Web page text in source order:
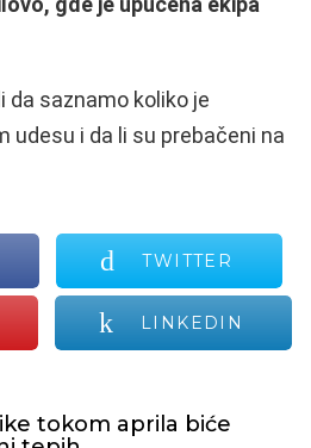
da saznamo koliko je
udesu i da li su prebačeni na
TWITTER
LINKEDIN
tokom aprila biće